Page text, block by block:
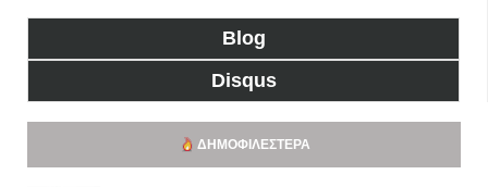
Blog
Disqus
ΔΗΜΟΦΙΛΈΣΤΕΡΑ